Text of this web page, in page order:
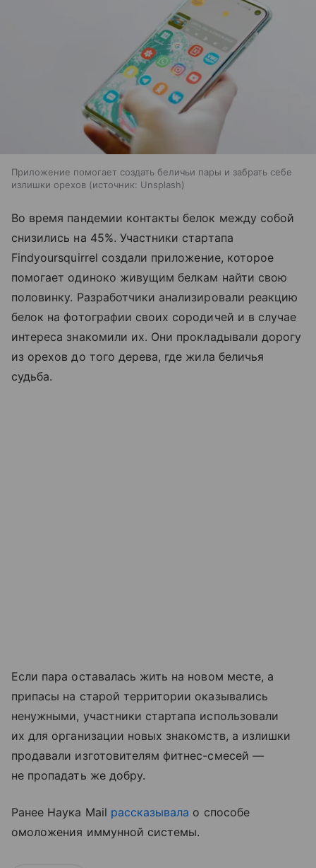
Приложение помогает создать беличьи пары и забрать себе
излишки орехов
источник: Unsplash
Во время пандемии контакты белок между собой
снизились на 45%. Участники стартапа
Findyoursquirrel создали приложение, которое
помогает одиноко живущим белкам найти свою
половинку. Разработчики анализировали реакцию
белок на фотографии своих сородичей и в случае
интереса знакомили их. Они прокладывали дорогу
из орехов до того дерева, где жила беличья
судьба.
Если пара оставалась жить на новом месте, а
припасы на старой территории оказывались
ненужными, участники стартапа использовали
их для организации новых знакомств, а излишки
продавали изготовителям фитнес-смесей —
не пропадать же добру.
Ранее Наука Mail рассказывала о способе
омоложения иммунной системы.